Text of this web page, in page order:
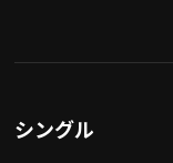
シングル